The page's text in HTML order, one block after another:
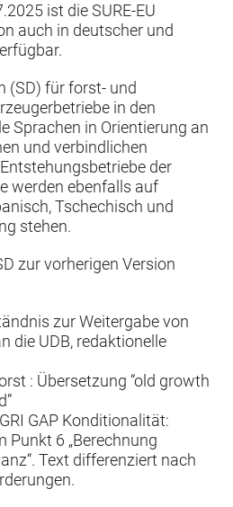
ist die SURE-EU
auch in deutscher und
(SD) für forst- und
in den
Sprachen in Orientierung an
und verbindlichen
der
werden ebenfalls auf
Tschechisch und
stehen.
zur vorherigen Version
zur Weitergabe von
die UDB, redaktionelle
: Übersetzung “old growth
GAP Konditionalität:
Punkt 6 „Berechnung
Text differenziert nach